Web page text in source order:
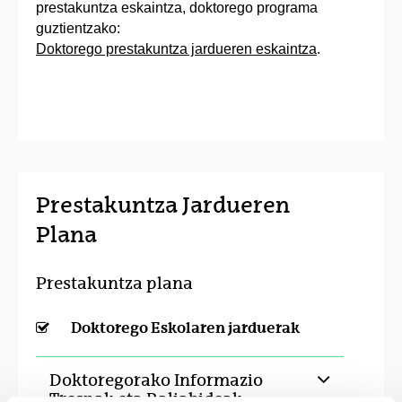
prestakuntza eskaintza, doktorego programa
guztientzako:
Doktorego prestakuntza jardueren eskaintza.
Prestakuntza Jardueren
Plana
Prestakuntza plana
Doktorego Eskolaren jarduerak
Doktoregorako Informazio